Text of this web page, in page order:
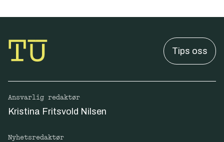
Tips oss
Ansvarlig redaktør
Kristina Fritsvold Nilsen
Nyhetsredaktør